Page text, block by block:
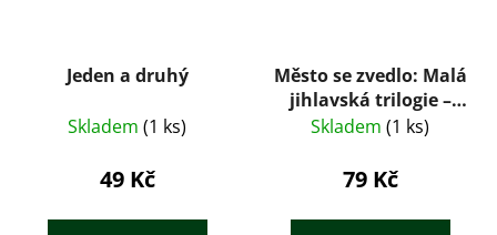
Jeden a druhý
Skladem (1 ks)
49 Kč
Město se zvedlo: Malá
jihlavská trilogie –
Jan Machoň (1955)
Skladem (1 ks)
79 Kč